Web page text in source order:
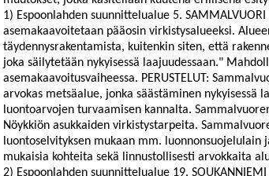
1) Espoonlahdensuunnittelualue 5.
asemakaavoitetaan pääosin virkistysalueeksi.
täydennysrakentamista, kuitenkin siten, että
joka säilytetään nykyisessä laajuudessaan."
asemakaavoitusvaiheessa. PERUSTELUT:
arvokas metsäalue, jonka säästäminen nykyisessä
luontoarvojen turvaamisen kannalta.
Nöykkiön asukkaiden virkistystarpeita.
luontoselvityksen mukaan mm.
mukaisia kohteita sekä linnustollisesti arvokkaita
2) Espoonlahdensuunnittelualue 19.